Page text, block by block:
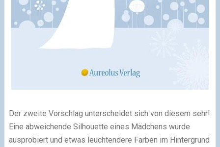
Der zweite Vorschlag unterscheidet sich von diesem sehr!
Eine abweichende Silhouette eines Mädchens wurde
ausprobiert und etwas leuchtendere Farben im Hintergrund